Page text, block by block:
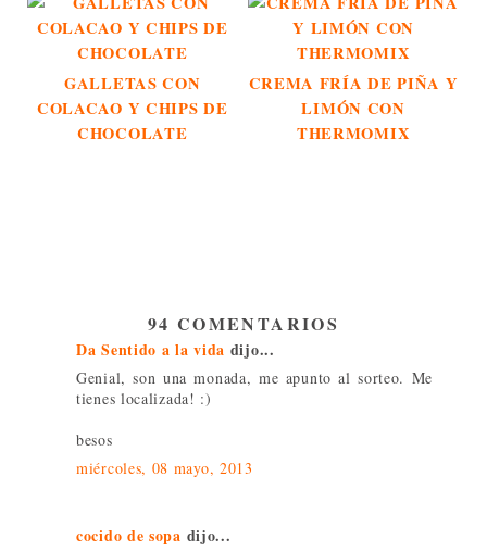
GALLETAS CON
COLACAO Y CHIPS DE
CHOCOLATE
CREMA FRÍA DE PIÑA Y
LIMÓN CON
THERMOMIX
94 COMENTARIOS
Da Sentido a la vida dijo...
Genial, son una monada, me apunto al sorteo. Me
tienes localizada! :)
besos
miércoles, 08 mayo, 2013
cocido de sopa dijo...